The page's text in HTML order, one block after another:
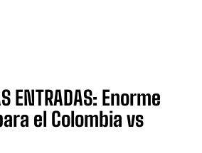
ENTRADAS: Enorme
el Colombia vs